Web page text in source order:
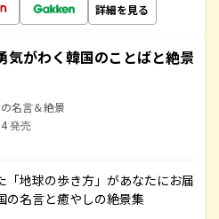
詳細を見る
気がわく韓国のことばと絶景
名言＆絶景
発売
地球の歩き方」があなたにお届
の名言と癒やしの絶景集